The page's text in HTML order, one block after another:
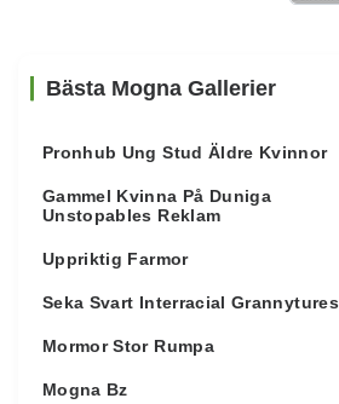
Bästa Mogna Gallerier
Pronhub Ung Stud Äldre Kvinnor
Gammel Kvinna På Duniga
Unstopables Reklam
Uppriktig Farmor
Seka Svart Interracial Grannytures
Mormor Stor Rumpa
Mogna Bz